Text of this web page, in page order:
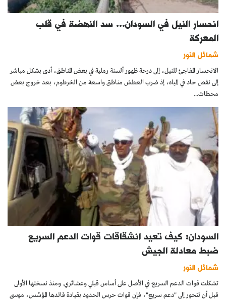
انحسار النيل في السودان… سد النهضة في قلب
المعركة
شمائل النور
الانحسار المفاجئ للنيل، إلى درجة ظهور ألسنة رملية في بعض المناطق، أدى بشكل مباشر
إلى نقص حاد في المياه، إذ ضرب العطش مناطق واسعة من الخرطوم، بعد خروج بعض
محطات...
السودان: كيف تعيد انشقاقات قوات الدعم السريع
ضبط معادلة الجيش
شمائل النور
تشكلت قوات الدعم السريع في الأصل على أساس قبلي وعشائري. ومنذ نسختها الأولى
قبل أن تتحور إلى "دعم سريع"، فإن قوات حرس الحدود بقيادة قائدها المؤسِّس، موسى